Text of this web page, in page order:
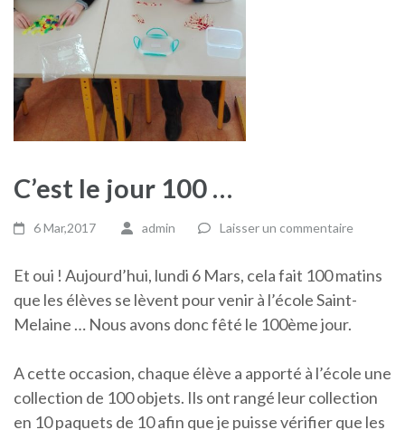
C’est le jour 100 …
6 Mar,2017 admin Laisser un commentaire
Et oui ! Aujourd’hui, lundi 6 Mars, cela fait 100 matins
que les élèves se lèvent pour venir à l’école Saint-
Melaine … Nous avons donc fêté le 100ème jour.
A cette occasion, chaque élève a apporté à l’école une
collection de 100 objets. Ils ont rangé leur collection
en 10 paquets de 10 afin que je puisse vérifier que les